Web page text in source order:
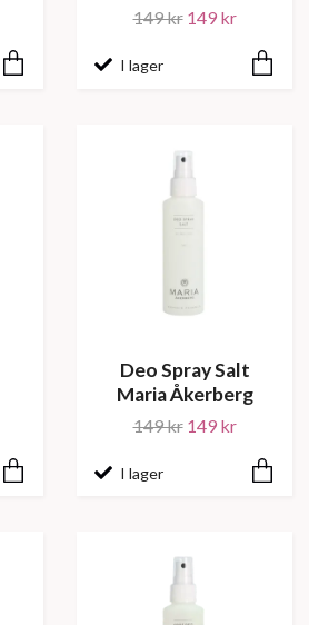
149 kr 149 kr
I lager
Deo Spray Salt
Maria Åkerberg
149 kr 149 kr
I lager